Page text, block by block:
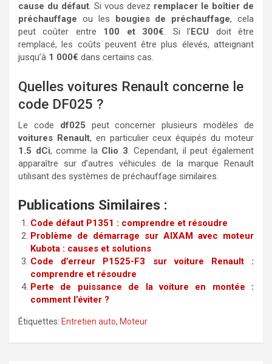
cause du défaut. Si vous devez remplacer le boîtier de
préchauffage ou les bougies de préchauffage, cela
peut coûter entre 100 et 300€. Si l’ECU doit être
remplacé, les coûts peuvent être plus élevés, atteignant
jusqu’à 1 000€ dans certains cas.
Quelles voitures Renault concerne le
code DF025 ?
Le code df025 peut concerner plusieurs modèles de
voitures Renault, en particulier ceux équipés du moteur
1.5 dCi, comme la Clio 3. Cependant, il peut également
apparaître sur d’autres véhicules de la marque Renault
utilisant des systèmes de préchauffage similaires.
Publications Similaires :
Code défaut P1351 : comprendre et résoudre
Problème de démarrage sur AIXAM avec moteur
Kubota : causes et solutions
Code d’erreur P1525-F3 sur voiture Renault :
comprendre et résoudre
Perte de puissance de la voiture en montée :
comment l’éviter ?
Étiquettes: Entretien auto, Moteur